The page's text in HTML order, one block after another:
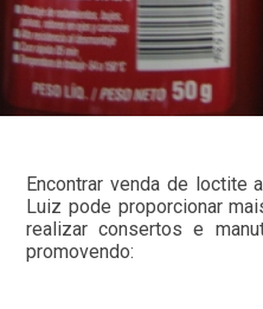
Encontrar venda de loctite
Luiz pode proporcionar
realizar consertos e
promovendo: